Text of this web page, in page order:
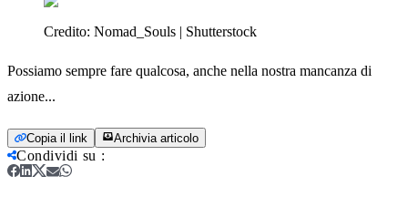
Credito: Nomad_Souls | Shutterstock
Possiamo sempre fare qualcosa, anche nella nostra mancanza di
azione...
Copia il link Archivia articolo
Condividi su :